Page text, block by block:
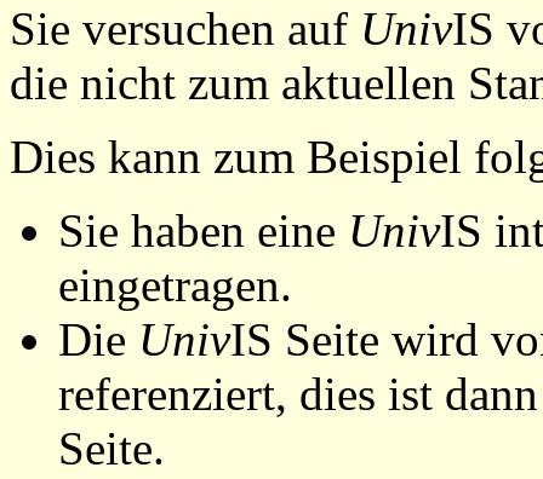
Sie versuchen auf UnivIS
die nicht zum aktuellen
Dies kann zum Beispiel
Sie haben eine UnivIS
eingetragen.
Die UnivIS Seite wird
referenziert, dies ist
Seite.